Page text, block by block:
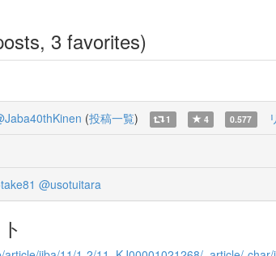
3 favorites)
(投稿一覧) 1 4 0.577
@usotuitara